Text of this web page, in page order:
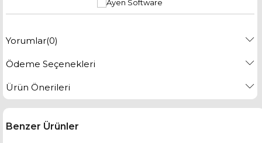
Yorumlar(0)
Ödeme Seçenekleri
Ürün Önerileri
Benzer Ürünler